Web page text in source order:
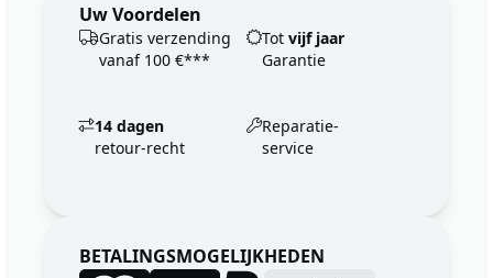
Uw Voordelen
Gratis verzending
vanaf 100 €***
Tot vijf jaar
Garantie
14 dagen
retour-recht
Reparatie-
service
BETALINGSMOGELIJKHEDEN